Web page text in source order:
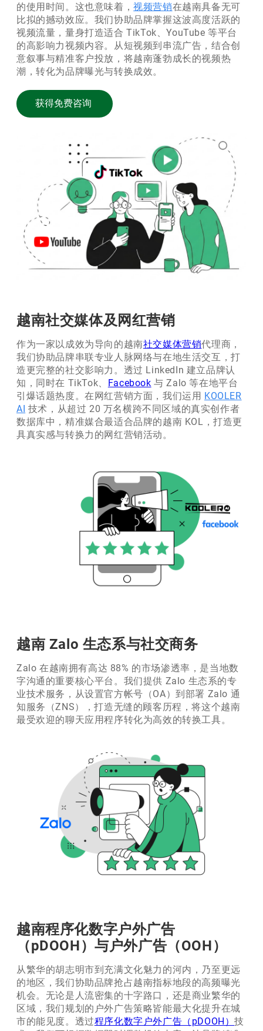
的使用时间。这也意味着，视频营销在越南具备无可
比拟的撼动效应。我们协助品牌掌握这波高度活跃的
视频流量，量身打造适合 TikTok、YouTube 等平台
的高影响力视频内容。从短视频到串流广告，结合创
意叙事与精准客户投放，将越南蓬勃成长的视频热
潮，转化为品牌曝光与转换成效。
获得免费咨询
越南社交媒体及网红营销
作为一家以成效为导向的越南社交媒体营销代理商，
我们协助品牌串联专业人脉网络与在地生活交互，打
造更完整的社交影响力。透过 LinkedIn 建立品牌认
知，同时在 TikTok、 Facebook 与 Zalo 等在地平台
引爆话题热度。在网红营销方面，我们运用 KOOLER
AI 技术，从超过 20 万名横跨不同区域的真实创作者
数据库中，精准媒合最适合品牌的越南 KOL，打造更
具真实感与转换力的网红营销活动。
越南 Zalo 生态系与社交商务
Zalo 在越南拥有高达 88% 的市场渗透率，是当地数
字沟通的重要核心平台。我们提供 Zalo 生态系的专
业技术服务，从设置官方帐号（OA）到部署 Zalo 通
知服务（ZNS），打造无缝的顾客历程，将这个越南
最受欢迎的聊天应用程序转化为高效的转换工具。
越南程序化数字户外广告
（pDOOH）与户外广告（OOH）
从繁华的胡志明市到充满文化魅力的河内，乃至更远
的地区，我们协助品牌抢占越南指标地段的高频曝光
机会。无论是人流密集的十字路口，还是商业繁华的
区域，我们规划的户外广告策略皆能最大化提升在城
市的能见度。透过程序化数字户外广告（pDOOH）技